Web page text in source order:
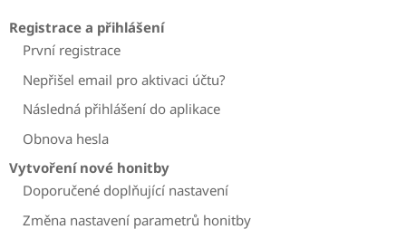
Registrace a přihlášení
První registrace
Nepřišel email pro aktivaci účtu?
Následná přihlášení do aplikace
Obnova hesla
Vytvoření nové honitby
Doporučené doplňující nastavení
Změna nastavení parametrů honitby